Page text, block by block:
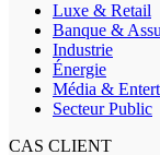
Luxe & Retail
Banque &
Industrie
Énergie
Média &
Secteur Public
CAS CLIENT